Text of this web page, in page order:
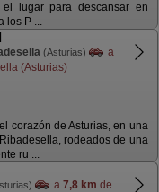
lugar para descansar en
los P ...
(Asturias)
a
(Asturias)
corazón de Asturias, en una
rodeados de una
ru ...
a 7,8 km de